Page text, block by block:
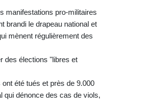
manifestations pro-militaires
brandi le drapeau national et
mènent régulièrement des
des élections "libres et
été tués et près de 9.000
qui dénonce des cas de viols,